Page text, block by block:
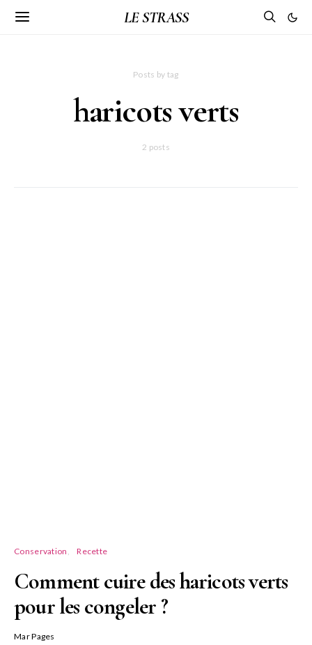
LE STRASS
Posts by tag
haricots verts
2 posts
Conservation Recette
Comment cuire des haricots verts
pour les congeler ?
Mar Pages